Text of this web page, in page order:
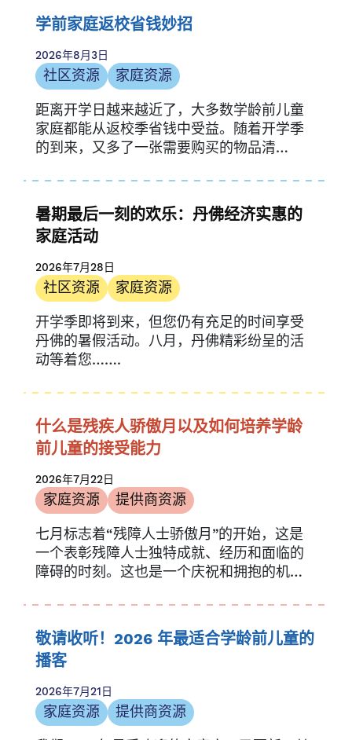
年报
社区资源
家庭资源
家庭故事
媒体提及
通讯
机会与途径
新闻稿
提供商资源
供应商故事
UPK 科罗拉多
学前家庭返校省钱妙招
2026年8月3日
社区资源
家庭资源
距离开学日越来越近了，大多数学龄前儿童
家庭都能从返校季省钱中受益。随着开学季
的到来，又多了一张需要购买的物品清
暑期最后一刻的欢乐：丹佛经济实惠的
家庭活动
2026年7月28日
社区资源
家庭资源
开学季即将到来，但您仍有充足的时间享受
丹佛的暑假活动。八月，丹佛精彩纷呈的活
动等着您…….
什么是残疾人骄傲月以及如何培养学龄
前儿童的接受能力
2026年7月22日
家庭资源
提供商资源
七月标志着“残障人士骄傲月”的开始，这是
一个表彰残障人士独特成就、经历和面临的
障碍的时刻。这也是一个庆祝和拥抱的机
敬请收听！2026 年最适合学龄前儿童的
播客
2026年7月21日
家庭资源
提供商资源